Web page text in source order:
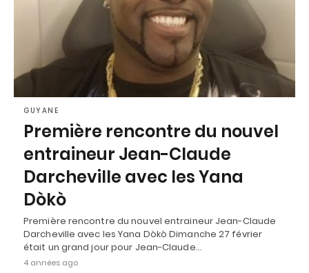
GUYANE
Première rencontre du nouvel
entraineur Jean-Claude
Darcheville avec les Yana
Dòkò
Première rencontre du nouvel entraineur Jean-Claude
Darcheville avec les Yana Dòkò Dimanche 27 février
était un grand jour pour Jean-Claude…
4 années ago